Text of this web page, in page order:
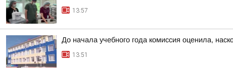
13:57
До начала учебного года комиссия оценила,
13:51